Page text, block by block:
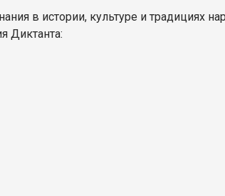
в истории, культуре и традициях
Диктанта: